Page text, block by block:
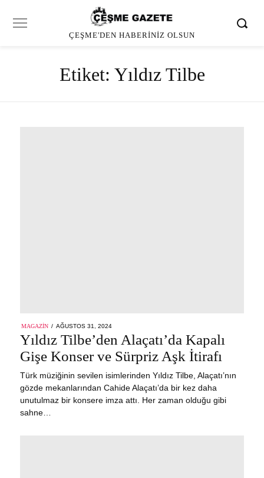
ÇEŞME'DEN HABERINIZ OLSUN
Etiket: Yıldız Tilbe
MAGAZIN
POSTED
ON
AĞUSTOS 31, 2024
2024
Yıldız Tilbe’den Alaçatı’da Kapalı
Gişe Konser ve Sürpriz Aşk İtirafı
Türk müziğinin sevilen isimlerinden Yıldız Tilbe, Alaçatı’nın
gözde mekanlarından Cahide Alaçatı’da bir kez daha
unutulmaz bir konsere imza attı. Her zaman olduğu gibi
sahne…